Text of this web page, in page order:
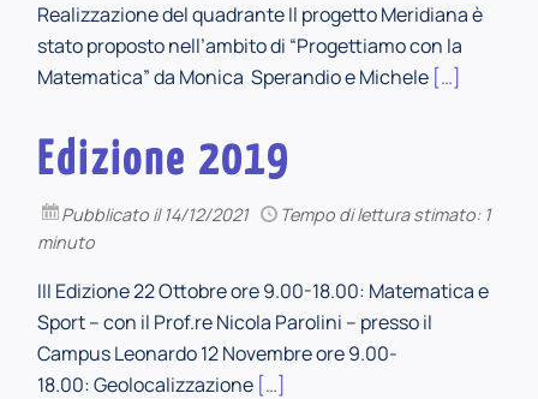
Realizzazione del quadrante Il progetto Meridiana è
stato proposto nell’ambito di “Progettiamo con la
Matematica” da Monica Sperandio e Michele […]
Edizione 2019
Pubblicato il 14/12/2021
Tempo di lettura stimato: 1
minuto
III Edizione 22 Ottobre ore 9.00-18.00: Matematica e
Sport – con il Prof.re Nicola Parolini – presso il
Campus Leonardo 12 Novembre ore 9.00-
18.00: Geolocalizzazione […]